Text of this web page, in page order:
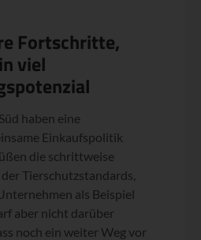
Fortschritte,
viel
haben eine
Einkaufspolitik
die schrittweise
Tierschutzstandards,
als Beispiel
aber nicht darüber
noch ein weiter Weg vor